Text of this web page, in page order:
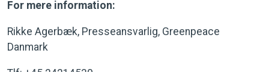
For mere information:
Rikke Agerbæk, Presseansvarlig, Greenpeace
Danmark